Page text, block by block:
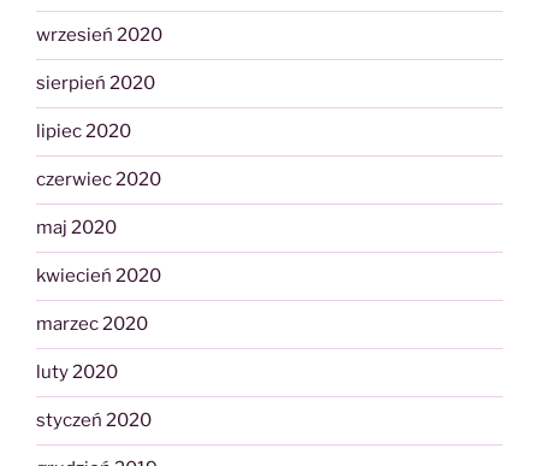
wrzesień 2020
sierpień 2020
lipiec 2020
czerwiec 2020
maj 2020
kwiecień 2020
marzec 2020
luty 2020
styczeń 2020